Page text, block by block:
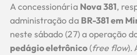
A concessionária Nova 381,
administração da BR-381 em
neste sábado (27) a operação
pedágio eletrônico(free flow).